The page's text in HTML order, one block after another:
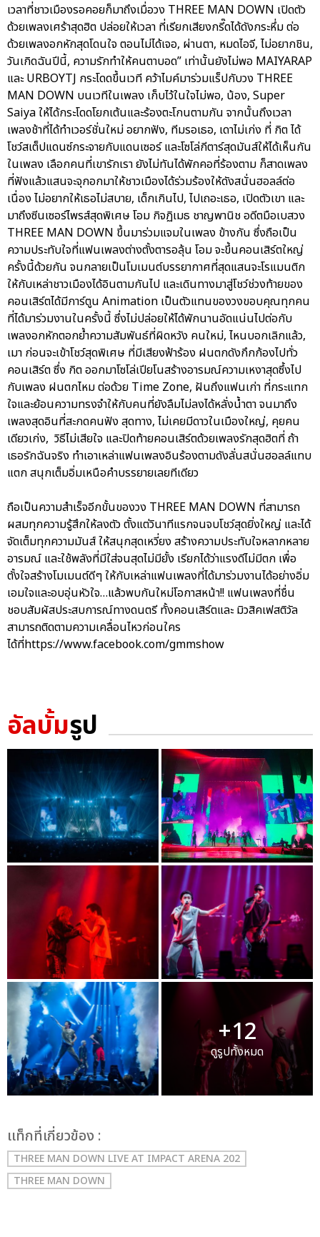
เวลาที่ชาวเมืองรอคอยก็มาถึงเมื่อวง THREE MAN DOWN เปิดตัว
ด้วยเพลงเศร้าสุดฮิต ปล่อยให้เวลา ที่เรียกเสียงกรี๊ดได้ดังกระหึ่ม ต่อ
ด้วยเพลงอกหักสุดโดนใจ ตอนไม่ได้เจอ, ผ่านตา, หมดไอจี, ไม่อยากชิน,
วันเกิดฉันปีนี้, ความรักทำให้คนตาบอด” เท่านั้นยังไม่พอ MAIYARAP
และ URBOYTJ กระโดดขึ้นเวที คว้าไมค์มาร่วมแร็ปกับวง THREE
MAN DOWN บนเวทีในเพลง เก็บไว้ในใจไม่พอ, น้อง, Super
Saiya ให้ได้กระโดดโยกเต้นและร้องตะโกนตามกัน จากนั้นถึงเวลา
เพลงช้าที่ได้ทำเวอร์ชั่นใหม่ อยากฟัง, ทีมรอเธอ, เดาไม่เก่ง ที่ กิต ได้
โชว์สเต็ปแดนซ์กระจายกับแดนเซอร์ และโซโล่กีตาร์สุดมันส์ให้ได้เห็นกัน
ในเพลง เลือกคนที่เขารักเรา ยังไม่ทันได้พักคอที่ร้องตาม ก็สาดเพลง
ที่ฟังแล้วแสนจะจุกอกมาให้ชาวเมืองได้ร่วมร้องให้ดังสนั่นฮอลล์ต่อ
เนื่อง ไม่อยากให้เธอไม่สบาย, เด็กเกินไป, ไปเถอะเธอ, เปิดตัวเขา และ
มาถึงซีนเซอร์ไพรส์สุดพิเศษ โอม กิจฏิเมธ ชาญพานิช อดีตมือเบสวง
THREE MAN DOWN ขึ้นมาร่วมแจมในเพลง ข้างกัน ซึ่งถือเป็น
ความประทับใจที่แฟนเพลงต่างตั้งตารอลุ้น โอม จะขึ้นคอนเสิร์ตใหญ่
ครั้งนี้ด้วยกัน จนกลายเป็นโมเมนต์บรรยากาศที่สุดแสนจะโรแมนติก
ให้กับเหล่าชาวเมืองได้อินตามกันไป และเดินทางมาสู่โชว์ช่วงท้ายของ
คอนเสิร์ตได้มีการ์ตูน Animation เป็นตัวแทนของวงขอบคุณทุกคน
ที่ได้มาร่วมงานในครั้งนี้ ซึ่งไม่ปล่อยให้ได้พักนานอัดแน่นไปต่อกับ
เพลงอกหักตอกย้ำความสัมพันธ์ที่ผิดหวัง คนใหม่, ไหนบอกเลิกแล้ว,
เมา ก่อนจะเข้าโชว์สุดพิเศษ ที่มีเสียงฟ้าร้อง ฝนตกดังกึกก้องไปทั่ว
คอนเสิร์ต ซึ่ง กิต ออกมาโซโล่เปียโนสร้างอารมณ์ความเหงาสุดซึ้งไป
กับเพลง ฝนตกไหม ต่อด้วย Time Zone, ฝันถึงแฟนเก่า ที่กระแทก
ใจและย้อนความทรงจำให้กับคนที่ยังลืมไม่ลงได้หลั่งน้ำตา จนมาถึง
เพลงสุดอินที่สะกดคนฟัง สุดทาง, ไม่เคยมีดาวในเมืองใหญ่, คุยคน
เดียวเก่ง, วิธีไม่เสียใจ และปิดท้ายคอนเสิร์ตด้วยเพลงรักสุดฮิตที่ ถ้า
เธอรักฉันจริง ทำเอาเหล่าแฟนเพลงอินร้องตามดังลั่นสนั่นฮอลล์แทบ
แตก สนุกเต็มอิ่มเหนือคำบรรยายเลยทีเดียว
ถือเป็นความสำเร็จอีกขั้นของวง THREE MAN DOWN ที่สามารถ
ผสมทุกความรู้สึกให้ลงตัว ตั้งแต่วินาทีแรกจนจบโชว์สุดยิ่งใหญ่ และได้
จัดเต็มทุกความมันส์ ให้สนุกสุดเหวี่ยง สร้างความประทับใจหลากหลาย
อารมณ์ และใช้พลังที่มีใส่จนสุดไม่มียั้ง เรียกได้ว่าแรงดีไม่มีตก เพื่อ
ตั้งใจสร้างโมเมนต์ดีๆ ให้กับเหล่าแฟนเพลงที่ได้มาร่วมงานได้อย่างอิ่ม
เอมใจและอบอุ่นหัวใจ…แล้วพบกันใหม่โอกาสหน้า!! แฟนเพลงที่ชื่น
ชอบสัมผัสประสบการณ์ทางดนตรี ทั้งคอนเสิร์ตและ มิวสิคเฟสติวัล
สามารถติดตามความเคลื่อนไหวก่อนใคร
ได้ที่https://www.facebook.com/gmmshow
อัลบั้มรูป
+12
ดูรูปทั้งหมด
เเท็กที่เกี่ยวข้อง :
THREE MAN DOWN LIVE AT IMPACT ARENA 202
THREE MAN DOWN